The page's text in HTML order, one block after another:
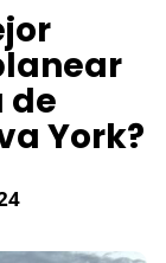
de
York?